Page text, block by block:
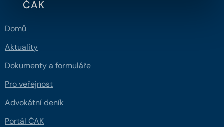
ČAK
Domů
Aktuality
Dokumenty a formuláře
Pro veřejnost
Advokátní deník
Portál ČAK